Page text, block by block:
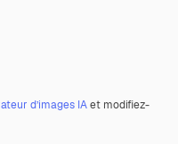
d’images IAet modifiez-